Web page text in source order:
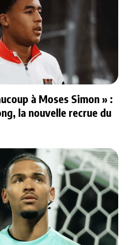
à Moses Simon » :
la nouvelle recrue du